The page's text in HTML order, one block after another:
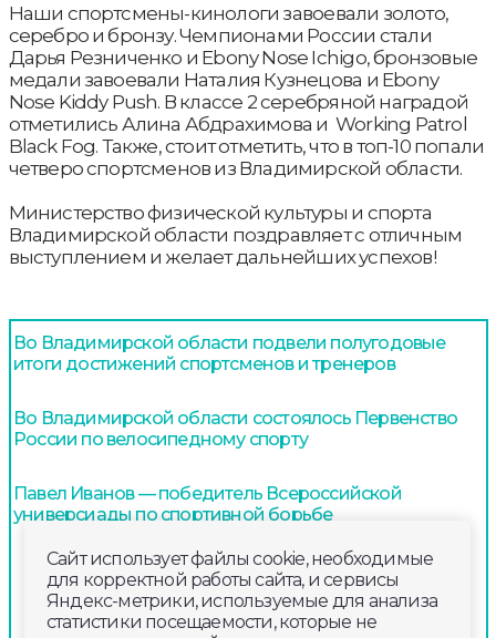
Наши спортсмены-кинологи завоевали золото,
серебро и бронзу. Чемпионами России стали
Дарья Резниченко и Ebony Nose Ichigo, бронзовые
медали завоевали Наталия Кузнецова и Ebony
Nose Kiddy Push. В классе 2 серебряной наградой
отметились Алина Абдрахимова и Working Patrol
Black Fog. Также, стоит отметить, что в топ-10 попали
четверо спортсменов из Владимирской области.
Министерство физической культуры и спорта
Владимирской области поздравляет с отличным
выступлением и желает дальнейших успехов!
Во Владимирской области подвели полугодовые
итоги достижений спортсменов и тренеров
Во Владимирской области состоялось Первенство
России по велосипедному спорту
Павел Иванов — победитель Всероссийской
универсиады по спортивной борьбе
Сайт использует файлы cookie, необходимые
для корректной работы сайта, и сервисы
Яндекс-метрики, используемые для анализа
статистики посещаемости, которые не